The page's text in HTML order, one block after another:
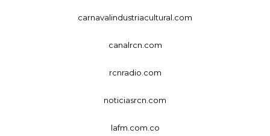
carnavalindustriacultural.com
canalrcn.com
rcnradio.com
noticiasrcn.com
lafm.com.co